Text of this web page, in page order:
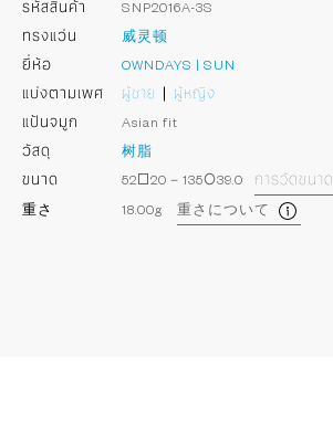
รหัสสินค้า SNP2016A-3S
ทรงแว่น 威灵顿
ยี่ห้อ OWNDAYS | SUN
แบ่งตามเพศ ผู้ชาย ผู้หญิง
แป้นจมูก Asian fit
วัสดุ 树脂
ขนาด 52□20－135○39.0 การวัดขนาด
重さ 18.00g 重さについて